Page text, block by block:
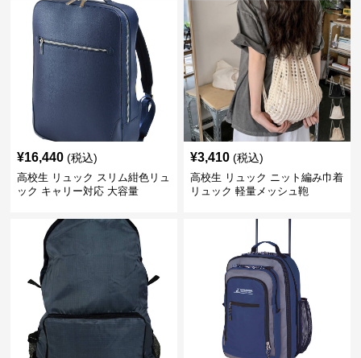
¥16,440 (税込)
高校生 リュック スリム紺色リュ
ック キャリー対応 大容量
¥3,410 (税込)
高校生 リュック ニット編み巾着
リュック 軽量メッシュ鞄